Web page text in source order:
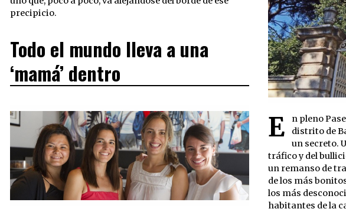
precipicio.
E
n pleno
distrito de
un secreto.
tráfico y del
un remanso de
de los más
los más
habitantes de la
Todo el mundo lleva a una
‘mamá’ dentro